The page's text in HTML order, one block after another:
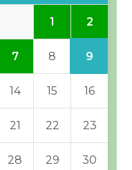
1 2
7 8 9
14 15 16
21 22 23
28 29 30